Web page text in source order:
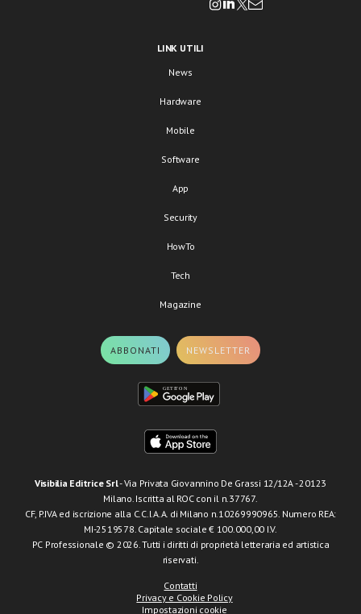
LINK UTILI
News
Hardware
Mobile
Software
App
Security
HowTo
Tech
Magazine
ABBONATI NEWSLETTER
Visibilia Editrice Srl- Via Privata Giovannino De Grassi 12/12A - 20123
Milano. Iscritta al ROC con il n.37767.
CF, P.IVA ed iscrizione alla C.C.I.A.A. di Milano n.10269990965. Numero REA:
MI-2519578. Capitale sociale € 100.000,00 I.V.
PC Professionale © 2026. Tutti i diritti di proprietà letteraria ed artistica
riservati.
Contatti
Privacy e Cookie Policy
Impostazioni cookie